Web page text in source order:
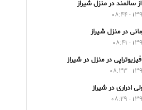
سالمند در منزل شیراز
در منزل شیراز
در منزل در شیراز
ادراری در شیراز